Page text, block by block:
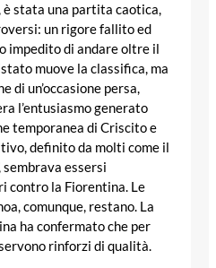
è stata una partita caotica,
un rigore fallito ed
impedito di andare oltre il
muove la classifica, ma
di un’occasione persa,
l’entusiasmo generato
temporanea di Criscito e
definito da molti come il
sembrava essersi
contro la Fiorentina. Le
comunque, restano. La
ha confermato che per
rinforzi di qualità.